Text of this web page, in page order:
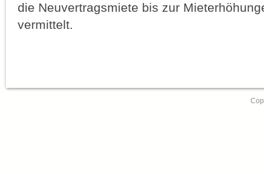
die Neuvertragsmiete bis zur
vermittelt.